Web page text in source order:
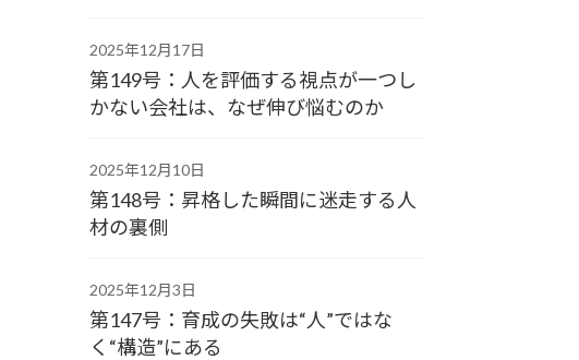
2025年12月17日
第149号：人を評価する視点が一つし
かない会社は、なぜ伸び悩むのか
2025年12月10日
第148号：昇格した瞬間に迷走する人
材の裏側
2025年12月3日
第147号：育成の失敗は“人”ではな
く“構造”にある